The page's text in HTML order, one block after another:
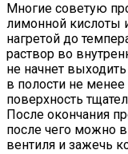
Многие советую
лимонной кислоты
нагретой до
раствор во
не начнет
в полости не
поверхность
После окончания
после чего можно
вентиля и зажечь